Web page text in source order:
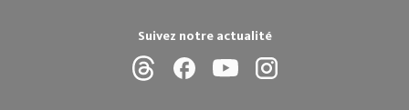
Suivez notre actualité